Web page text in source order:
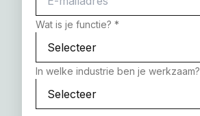
Wat is je functie? *
In welke industrie ben je werkzaam?